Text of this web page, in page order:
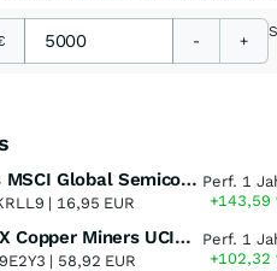
- +
iShares MSCI Global Semiconductors UCITS ETF USD (Acc)
| 16,95 EUR
Perf. 1
+143,59
Global X Copper Miners UCITS ETF USD Acc
| 58,92 EUR
Perf. 1
+102,32